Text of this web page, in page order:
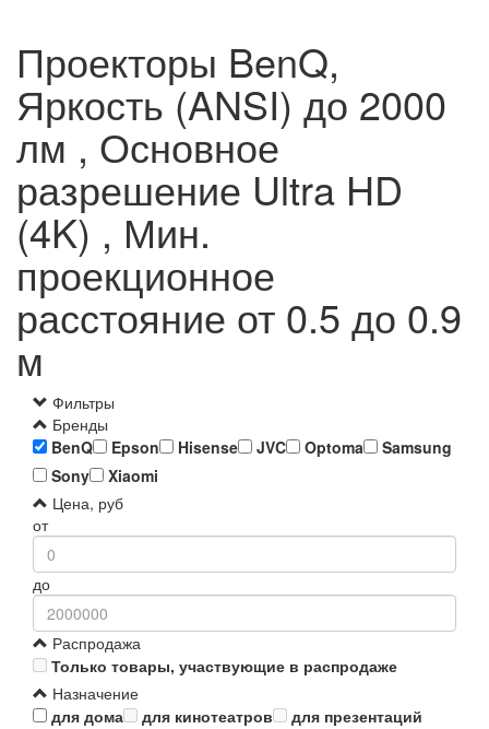
Проекторы BenQ,
Яркость (ANSI) до 2000
лм , Основное
разрешение Ultra HD
(4K) , Мин.
проекционное
расстояние от 0.5 до 0.9
м
Фильтры
Бренды
BenQ
Epson Hisense JVC Optoma
Samsung
Sony
Xiaomi
Цена, руб
от
до
Распродажа
Только товары, участвующие в распродаже
Назначение
для дома
для кинотеатров
для презентаций